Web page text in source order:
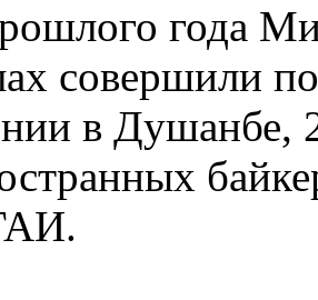
года
совершили
в Душанбе,